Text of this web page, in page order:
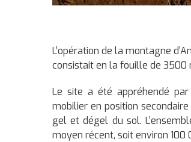
L’opération de la montagne
consistait en la fouille de 3500
Le site a été appréhendé
mobilier en position
gel et dégel du sol.
moyen récent, soit environ